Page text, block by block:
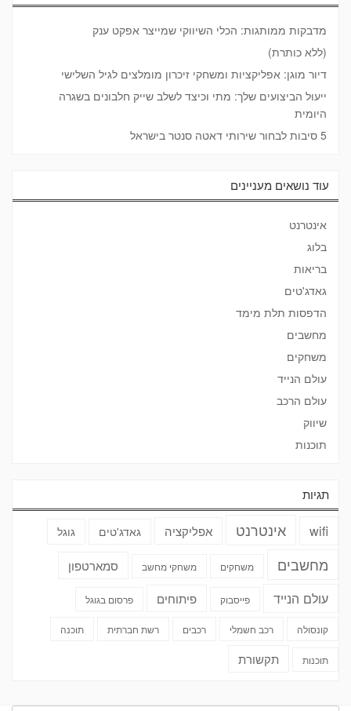
מדבקות ממותגות: הכלי השיווקי שמייצר אפקט ענק
(ללא כותרת)
דיור מוגן: אפליקציות ומשחקי זיכרון מומלצים לגיל השלישי
ייעול הביצועים שלך: מתי וכיצד לשלב שייק חלבונים בשגרה
היומית
5 סיבות לבחור שירותי דאטה סנטר בישראל
עוד נושאים מעניינים
אינטרנט
בלוג
בריאות
גאדג'טים
הדפסות תלת מימד
מחשבים
משחקים
עולם הנייד
עולם הרכב
שיווק
תוכנות
תגיות
wifi אינטרנט אפליקציה גאדג'טים גוגל
מחשבים משחקים משחקי מחשב סמארטפון
עולם הנייד פייסבוק פיתוחים פרסום בגוגל
קונסולה רכב חשמלי רכבים רשת חברתית תוכנה
תוכנות תקשורת